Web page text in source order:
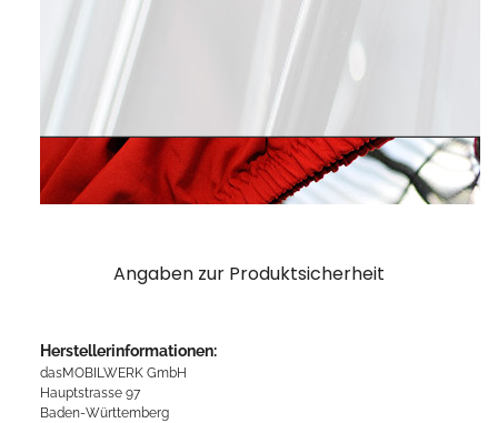
Angaben zur Produktsicherheit
Herstellerinformationen:
dasMOBILWERK GmbH
Hauptstrasse 97
Baden-Württemberg